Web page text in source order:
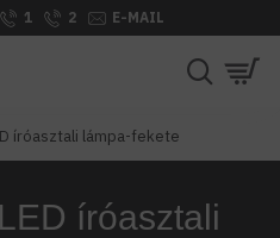
1 2 E-MAIL
íróasztali lámpa-fekete
íróasztali